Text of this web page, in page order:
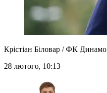
Крістіан Біловар / ФК Динамо
28 лютого, 10:13